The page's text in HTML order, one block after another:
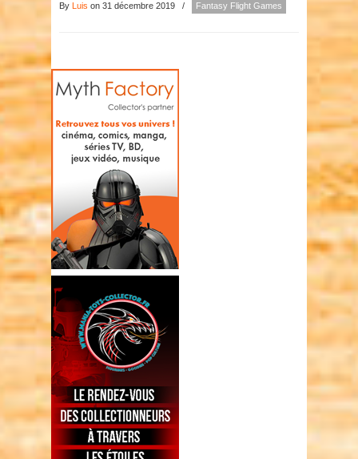
By Luis on 31 décembre 2019 / Fantasy Flight Games